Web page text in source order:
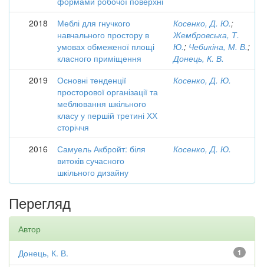
2018
Меблі для гнучкого
навчального простору в
умовах обмеженої площі
класного приміщення
Косенко, Д. Ю.;
Жембровська, Т.
Ю.; Чебикіна, М. В.;
Донець, К. В.
2019
Основні тенденції
просторової організації та
меблювання шкільного
класу у першій третині ХХ
сторіччя
Косенко, Д. Ю.
2016
Самуель Акбройт: біля
витоків сучасного
шкільного дизайну
Косенко, Д. Ю.
Перегляд
Автор
1
Донець, К. В.